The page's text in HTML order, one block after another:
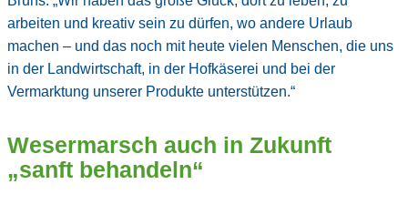
arbeiten und kreativ sein zu dürfen, wo andere Urlaub
machen – und das noch mit heute vielen Menschen, die uns
in der Landwirtschaft, in der Hofkäserei und bei der
Vermarktung unserer Produkte unterstützen.“
Wesermarsch auch in Zukunft
„sanft behandeln“